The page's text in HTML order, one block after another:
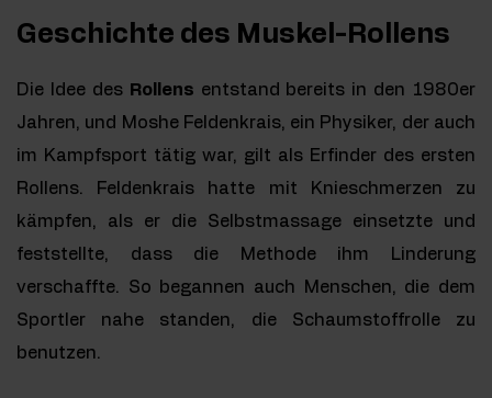
Geschichte des Muskel-Rollens
Die Idee des Rollens entstand bereits in den 1980er
Jahren, und Moshe Feldenkrais, ein Physiker, der auch
im Kampfsport tätig war, gilt als Erfinder des ersten
Rollens. Feldenkrais hatte mit Knieschmerzen zu
kämpfen, als er die Selbstmassage einsetzte und
feststellte, dass die Methode ihm Linderung
verschaffte. So begannen auch Menschen, die dem
Sportler nahe standen, die Schaumstoffrolle zu
benutzen.